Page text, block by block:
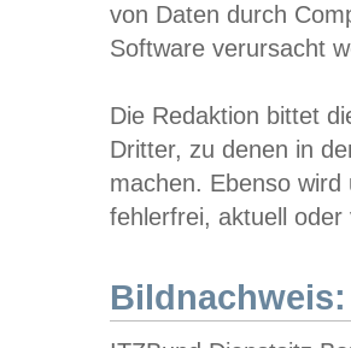
von Daten durch
Software verursacht
Die Redaktion bittet
Dritter, zu denen in
machen. Ebenso
fehlerfrei, aktuell oder
Bildnachweis: